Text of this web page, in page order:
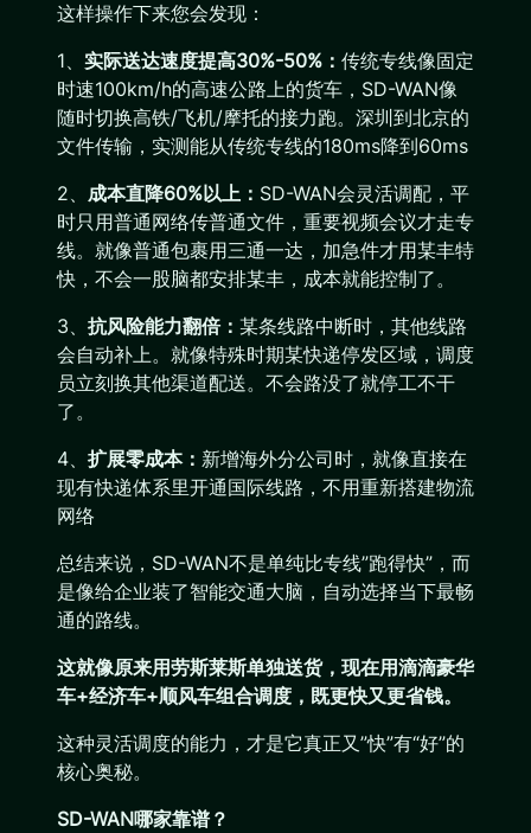
这样操作下来您会发现：
1、 实际送达速度提高30%-50%： 传统专线像固定
时速100km/h的高速公路上的货车，SD-WAN像
随时切换高铁/飞机/摩托的接力跑。深圳到北京的
文件传输，实测能从传统专线的180ms降到60ms
2、 成本直降60%以上： SD-WAN会灵活调配，平
时只用普通网络传普通文件，重要视频会议才走专
线。就像普通包裹用三通一达，加急件才用某丰特
快，不会一股脑都安排某丰，成本就能控制了。
3、 抗风险能力翻倍： 某条线路中断时，其他线路
会自动补上。就像特殊时期某快递停发区域，调度
员立刻换其他渠道配送。不会路没了就停工不干
了。
4、 扩展零成本： 新增海外分公司时，就像直接在
现有快递体系里开通国际线路，不用重新搭建物流
网络
总结来说，SD-WAN不是单纯比专线”跑得快”，而
是像给企业装了智能交通大脑，自动选择当下最畅
通的路线。
这就像原来用劳斯莱斯单独送货，现在用滴滴豪华
车+经济车+顺风车组合调度，既更快又更省钱。
这种灵活调度的能力，才是它真正又”快”有“好”的
核心奥秘。
SD-WAN哪家靠谱？